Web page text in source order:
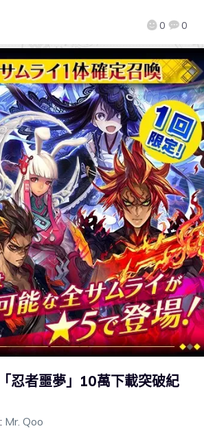
0 0
忍者噩夢」10萬下載突破紀
Mr. Qoo